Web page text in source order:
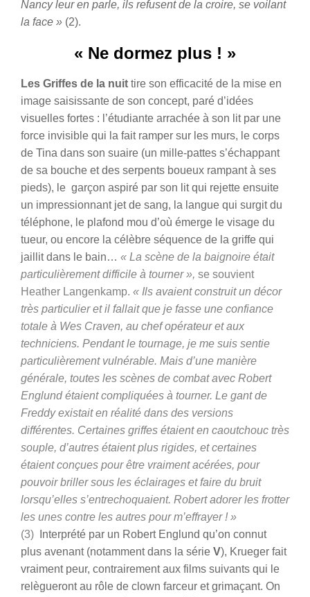
Nancy leur en parle, ils refusent de la croire, se voilant
la face » (2).
« Ne dormez plus ! »
Les Griffes de la nuit tire son efficacité de la mise en
image saisissante de son concept, paré d’idées
visuelles fortes : l’étudiante arrachée à son lit par une
force invisible qui la fait ramper sur les murs, le corps
de Tina dans son suaire (un mille-pattes s’échappant
de sa bouche et des serpents boueux rampant à ses
pieds), le garçon aspiré par son lit qui rejette ensuite
un impressionnant jet de sang, la langue qui surgit du
téléphone, le plafond mou d’où émerge le visage du
tueur, ou encore la célèbre séquence de la griffe qui
jaillit dans le bain… « La scène de la baignoire était
particulièrement difficile à tourner », se souvient
Heather Langenkamp. « Ils avaient construit un décor
très particulier et il fallait que je fasse une confiance
totale à Wes Craven, au chef opérateur et aux
techniciens. Pendant le tournage, je me suis sentie
particulièrement vulnérable. Mais d’une manière
générale, toutes les scènes de combat avec Robert
Englund étaient compliquées à tourner. Le gant de
Freddy existait en réalité dans des versions
différentes. Certaines griffes étaient en caoutchouc très
souple, d’autres étaient plus rigides, et certaines
étaient conçues pour être vraiment acérées, pour
pouvoir briller sous les éclairages et faire du bruit
lorsqu’elles s’entrechoquaient. Robert adorer les frotter
les unes contre les autres pour m’effrayer ! »
(3)
Interprété par un Robert Englund qu’on connut
plus avenant (notamment dans la série V), Krueger fait
vraiment peur, contrairement aux films suivants qui le
relègueront au rôle de clown farceur et grimaçant. On